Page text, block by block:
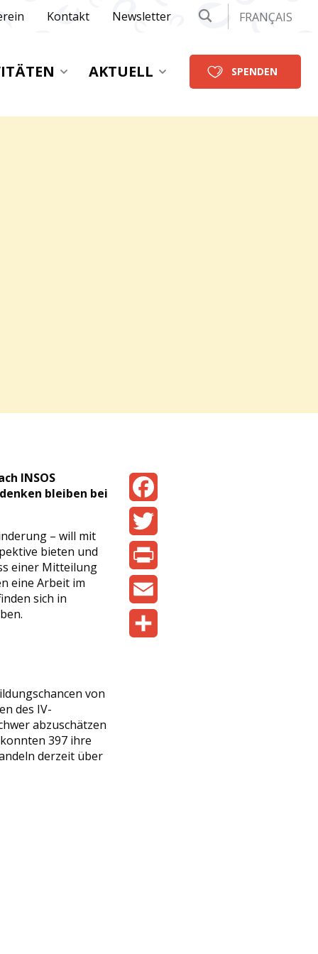
Kontakt Newsletter FRANÇAIS
AKTUELL SPENDEN
Facebook
Twitter
Print
Email
INSOS
bleiben bei
– will mit
bieten und
einer Mitteilung
eine Arbeit im
sich in
von
des IV-
abzuschätzen
397 ihre
derzeit über